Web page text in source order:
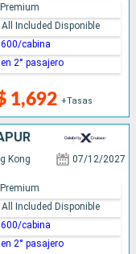
1,692 +Tasas
All Included Disponible
cabina
2° pasajero
Kong 07/12/2027
All Included Disponible
cabina
2° pasajero